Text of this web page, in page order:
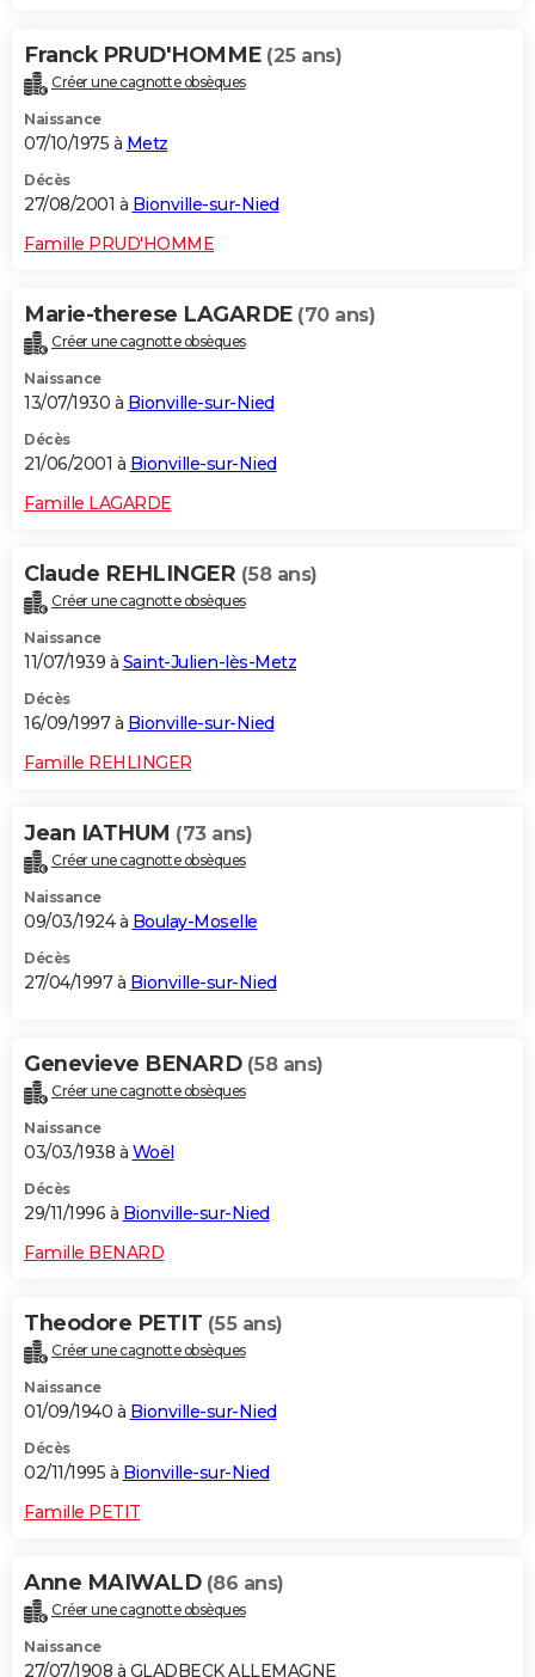
Franck PRUD'HOMME (25 ans)
Créer une cagnotte obsèques
Naissance
07/10/1975 à Metz
Décès
27/08/2001 à Bionville-sur-Nied
Famille PRUD'HOMME
Marie-therese LAGARDE (70 ans)
Créer une cagnotte obsèques
Naissance
13/07/1930 à Bionville-sur-Nied
Décès
21/06/2001 à Bionville-sur-Nied
Famille LAGARDE
Claude REHLINGER (58 ans)
Créer une cagnotte obsèques
Naissance
11/07/1939 à Saint-Julien-lès-Metz
Décès
16/09/1997 à Bionville-sur-Nied
Famille REHLINGER
Jean IATHUM (73 ans)
Créer une cagnotte obsèques
Naissance
09/03/1924 à Boulay-Moselle
Décès
27/04/1997 à Bionville-sur-Nied
Genevieve BENARD (58 ans)
Créer une cagnotte obsèques
Naissance
03/03/1938 à Woël
Décès
29/11/1996 à Bionville-sur-Nied
Famille BENARD
Theodore PETIT (55 ans)
Créer une cagnotte obsèques
Naissance
01/09/1940 à Bionville-sur-Nied
Décès
02/11/1995 à Bionville-sur-Nied
Famille PETIT
Anne MAIWALD (86 ans)
Créer une cagnotte obsèques
Naissance
27/07/1908 à GLADBECK ALLEMAGNE